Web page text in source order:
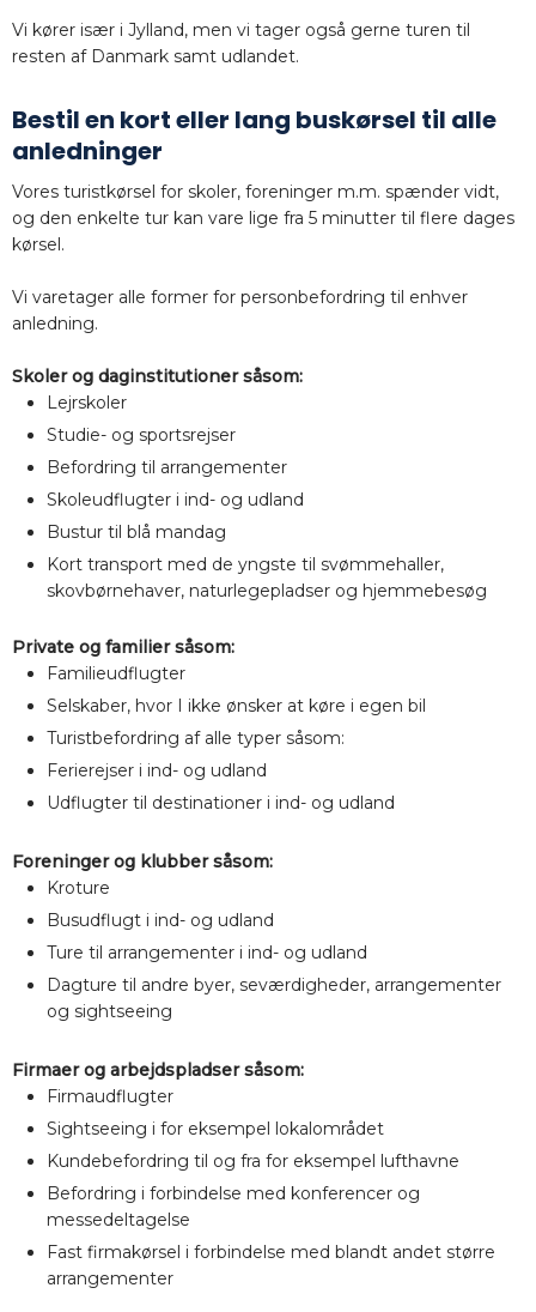
Vi kører især i Jylland, men vi tager også gerne turen til
resten af Danmark samt udlandet.
Bestil en kort eller lang buskørsel til alle
anledninger
Vores turistkørsel for skoler, foreninger m.m. spænder vidt,
og den enkelte tur kan vare lige fra 5 minutter til flere dages
kørsel.
Vi varetager alle former for personbefordring til enhver
anledning.
Skoler og daginstitutioner såsom:
Lejrskoler
Studie- og sportsrejser
Befordring til arrangementer
Skoleudflugter i ind- og udland
Bustur til blå mandag
Kort transport med de yngste til svømmehaller,
skovbørnehaver, naturlegepladser og hjemmebesøg​
Private og familier såsom:
Familieudflugter
Selskaber, hvor I ikke ønsker at køre i egen bil
Turistbefordring af alle typer såsom:
Ferierejser i ind- og udland
Udflugter til destinationer i ind- og udland
Foreninger og klubber såsom:
Kroture
Busudflugt i ind- og udland
Ture til arrangementer i ind- og udland
Dagture til andre byer, seværdigheder, arrangementer
og sightseeing
Firmaer og arbejdspladser såsom:
Firmaudflugter
Sightseeing i for eksempel lokalområdet
Kundebefordring til og fra for eksempel lufthavne
Befordring i forbindelse med konferencer og
messedeltagelse
Fast firmakørsel i forbindelse med blandt andet større
arrangementer